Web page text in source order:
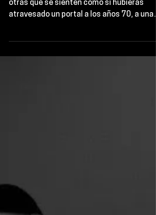
Hay canciones que suenan a hoy, y hay
pachonas y un sonido sinfónico que te